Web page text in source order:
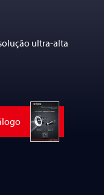
ultra-alta